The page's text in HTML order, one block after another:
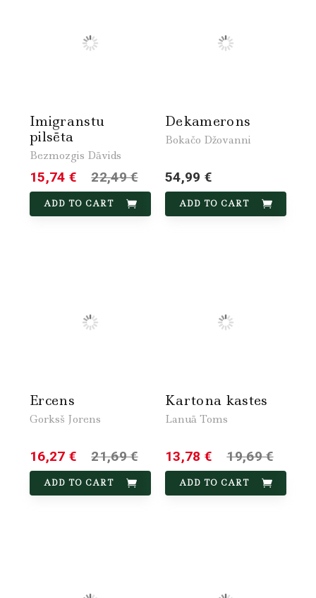
Imigranstu
pilsēta
Bezmozgis Dāvids
15,74 € 22,49 €
ADD TO CART
Dekamerons
Bokačo Džovanni
54,99 €
ADD TO CART
Ercens
Gorksš Jorens
16,27 € 21,69 €
ADD TO CART
Kartona kastes
Lanuā Toms
13,78 € 19,69 €
ADD TO CART